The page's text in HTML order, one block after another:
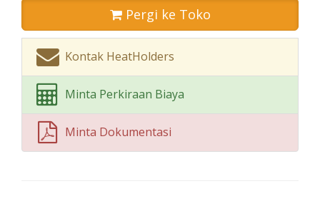
Pergi ke Toko
Kontak HeatHolders
Minta Perkiraan Biaya
Minta Dokumentasi